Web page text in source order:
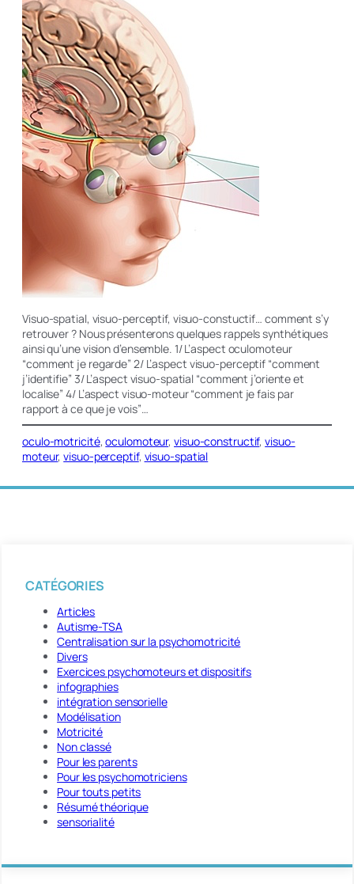
Visuo-spatial, visuo-perceptif, visuo-constuctif… comment s’y
retrouver ? Nous présenterons quelques rappels synthétiques
ainsi qu’une vision d’ensemble. 1/ L’aspect oculomoteur
“comment je regarde” 2/ L’aspect visuo-perceptif “comment
j’identifie” 3/ L’aspect visuo-spatial “comment j’oriente et
localise” 4/ L’aspect visuo-moteur “comment je fais par
rapport à ce que je vois”…
oculo-motricité, oculomoteur, visuo-constructif, visuo-
moteur, visuo-perceptif, visuo-spatial
CATÉGORIES
Articles
Autisme-TSA
Centralisation sur la psychomotricité
Divers
Exercices psychomoteurs et dispositifs
infographies
intégration sensorielle
Modélisation
Motricité
Non classé
Pour les parents
Pour les psychomotriciens
Pour touts petits
Résumé théorique
sensorialité